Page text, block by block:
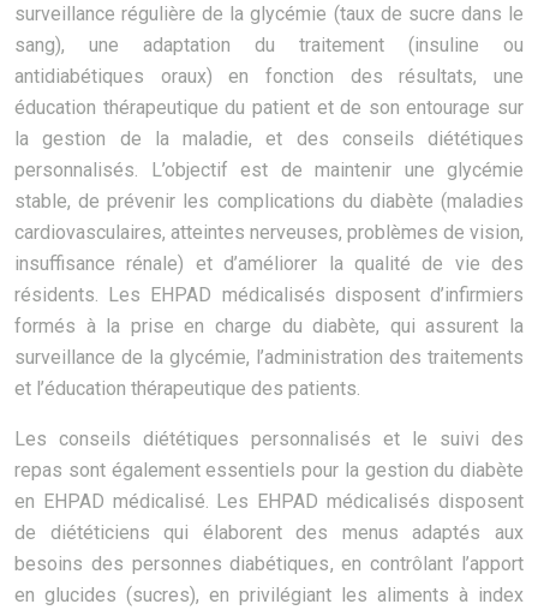
surveillance régulière de la glycémie (taux de sucre dans le
sang), une adaptation du traitement (insuline ou
antidiabétiques oraux) en fonction des résultats, une
éducation thérapeutique du patient et de son entourage sur
la gestion de la maladie, et des conseils diététiques
personnalisés. L’objectif est de maintenir une glycémie
stable, de prévenir les complications du diabète (maladies
cardiovasculaires, atteintes nerveuses, problèmes de vision,
insuffisance rénale) et d’améliorer la qualité de vie des
résidents. Les EHPAD médicalisés disposent d’infirmiers
formés à la prise en charge du diabète, qui assurent la
surveillance de la glycémie, l’administration des traitements
et l’éducation thérapeutique des patients.
Les conseils diététiques personnalisés et le suivi des
repas sont également essentiels pour la gestion du diabète
en EHPAD médicalisé. Les EHPAD médicalisés disposent
de diététiciens qui élaborent des menus adaptés aux
besoins des personnes diabétiques, en contrôlant l’apport
en glucides (sucres), en privilégiant les aliments à index